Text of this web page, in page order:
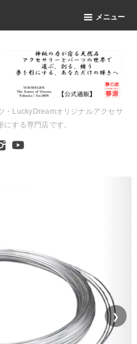
メニュー
・LuckyDreamオリジナルアクセサ
にする専門店です。
❯